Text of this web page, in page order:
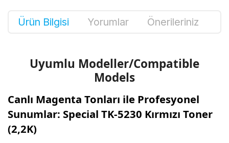
Ürün Bilgisi Yorumlar Önerileriniz
Uyumlu Modeller/Compatible
Models
Canlı Magenta Tonları ile Profesyonel
Sunumlar: Special TK-5230 Kırmızı Toner
(2,2K)